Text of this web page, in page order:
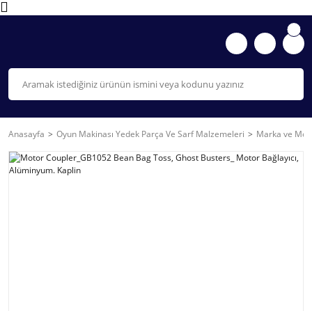
Anasayfa Oyun Makinası Yedek Parça Ve Sarf Malzemeleri Marka ve